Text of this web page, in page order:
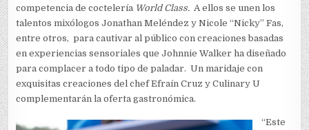
competencia de coctelería World Class.A ellos se unen los
talentos mixólogos Jonathan Meléndez y Nicole “Nicky” Fas,
entre otros, para cautivar al público con creaciones basadas
en experiencias sensoriales que Johnnie Walker ha diseñado
para complacer a todo tipo de paladar. Un maridaje con
exquisitas creaciones del chef Efraín Cruz y Culinary U
complementarán la oferta gastronómica.
“Este